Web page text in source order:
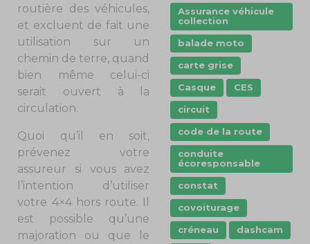
routière des véhicules,
et excluent de fait une
utilisation sur un
chemin de terre, quand
bien même celui-ci
serait ouvert à la
circulation.
Quoi qu’il en soit,
prévenez votre
assureur si vous avez
l’intention d’utiliser
votre 4×4 hors route. Il
est possible qu’une
majoration ou que le
Assurance véhicule
collection
balade moto
carte grise
Casque
CES
circuit
code de la route
conduite
écoresponsable
constat
covoiturage
créneau
dashcam